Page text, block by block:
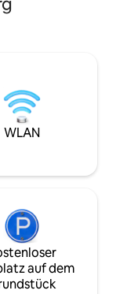
langen Bad in der
stilvollen
wunderschön
dem Jahr 1844,
WLAN
auf dem